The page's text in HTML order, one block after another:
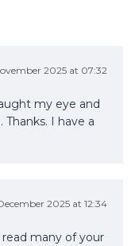
2025 at 07:32
my eye and
I have a
2025 at 12:34
read many of your